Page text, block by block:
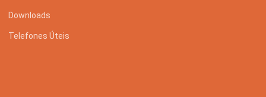
Downloads
Telefones Úteis